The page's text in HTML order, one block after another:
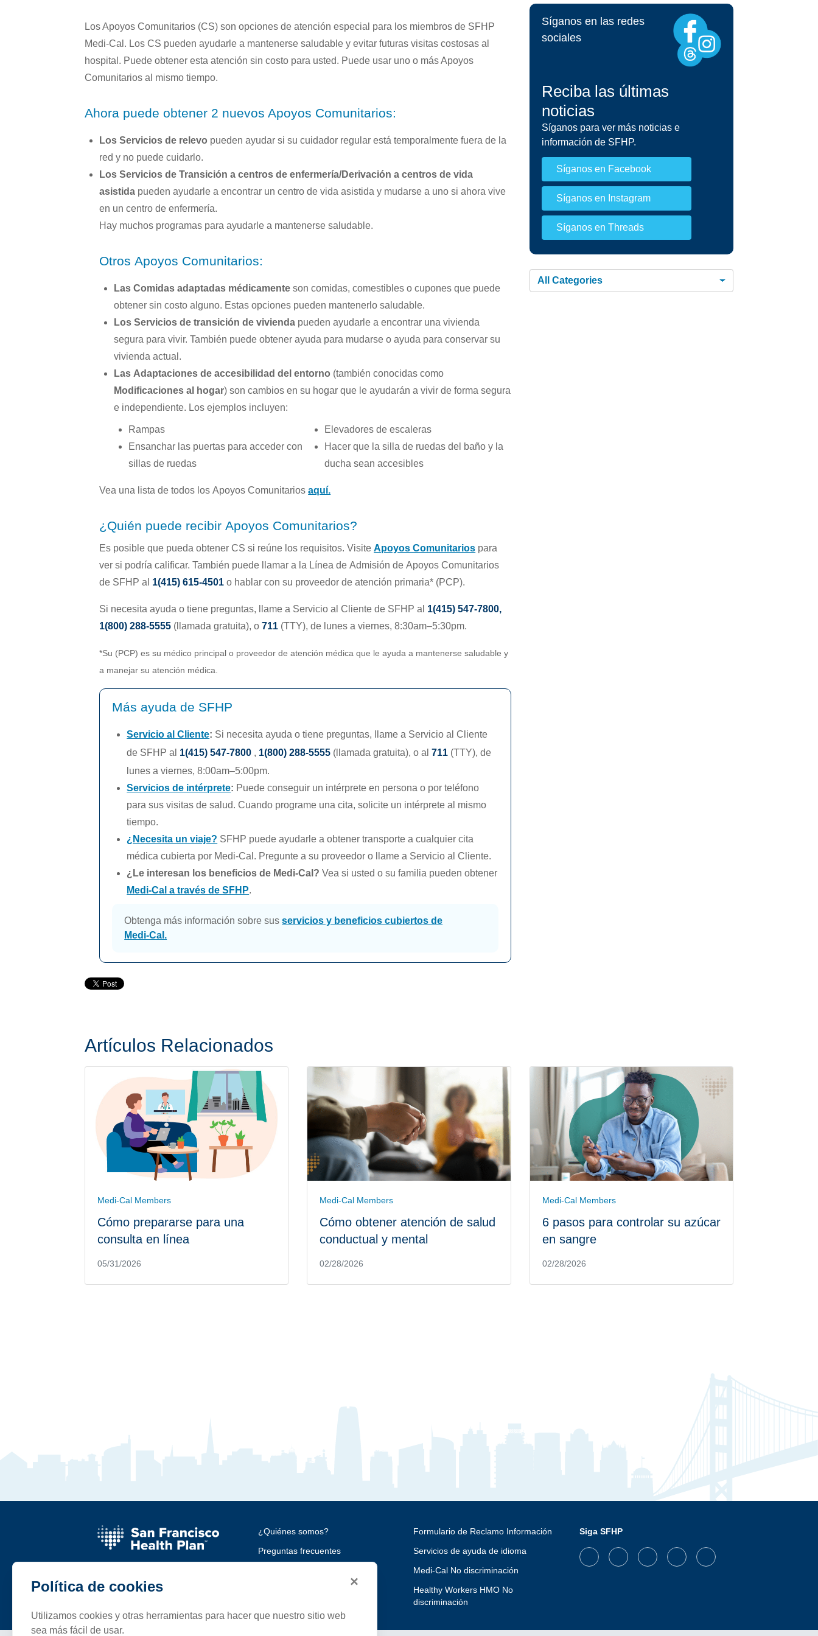
Inscripción » HEALTHY WORKERS HMO
Healthy Workers HMO »
Buscar un proveedor »
Cómo conservar su cobertura »
Derechos y Responsabilidades del Miembro
Los Apoyos Comunitarios (CS) son opciones de atención especial para los miembros de SFHP
Medi-Cal. Los CS pueden ayudarle a mantenerse saludable y evitar futuras visitas costosas al
hospital. Puede obtener esta atención sin costo para usted. Puede usar uno o más Apoyos
Comunitarios al mismo tiempo.
Ahora puede obtener 2 nuevos Apoyos Comunitarios:
Los Servicios de relevo pueden ayudar si su cuidador regular está temporalmente fuera de la
red y no puede cuidarlo.
Los Servicios de Transición a centros de enfermería/Derivación a centros de vida
asistida pueden ayudarle a encontrar un centro de vida asistida y mudarse a uno si ahora vive
en un centro de enfermería.
Hay muchos programas para ayudarle a mantenerse saludable.
Otros Apoyos Comunitarios:
Las Comidas adaptadas médicamente son comidas, comestibles o cupones que puede
obtener sin costo alguno. Estas opciones pueden mantenerlo saludable.
Los Servicios de transición de vivienda pueden ayudarle a encontrar una vivienda
segura para vivir. También puede obtener ayuda para mudarse o ayuda para conservar su
vivienda actual.
Las Adaptaciones de accesibilidad del entorno (también conocidas como
Modificaciones al hogar) son cambios en su hogar que le ayudarán a vivir de forma segura
e independiente. Los ejemplos incluyen:
Rampas
Ensanchar las puertas para acceder con
sillas de ruedas
Elevadores de escaleras
Hacer que la silla de ruedas del baño y la
ducha sean accesibles
Vea una lista de todos los Apoyos Comunitariosaquí.
¿Quién puede recibir Apoyos Comunitarios?
Es posible que pueda obtener CS si reúne los requisitos. VisiteApoyos Comunitarios para
ver si podría calificar. También puede llamar a la Línea de Admisión de Apoyos Comunitarios
de SFHP al 1(415) 615-4501 o hablar con su proveedor de atención primaria* (PCP).
Si necesita ayuda o tiene preguntas, llame a Servicio al Cliente de SFHP al 1(415) 547-7800,
1(800) 288-5555 (llamada gratuita), o711 (TTY), de lunes a viernes, 8:30am–5:30pm.
*Su (PCP) es su médico principal o proveedor de atención médica que le ayuda a mantenerse saludable y
a manejar su atención médica.
Más ayuda de SFHP
Servicio al Cliente: Si necesita ayuda o tiene preguntas, llame a Servicio al Cliente
de SFHP al 1(415) 547-7800 , 1(800) 288-5555 (llamada gratuita), o al711 (TTY), de
lunes a viernes,8:00am–5:00pm.
Servicios de intérprete: Puede conseguir un intérprete en persona o por teléfono
para sus visitas de salud. Cuando programe una cita, solicite un intérprete al mismo
tiempo.
¿Necesita un viaje? SFHP puede ayudarle a obtener transporte a cualquier cita
médica cubierta por Medi-Cal. Pregunte a su proveedor o llame a Servicio al Cliente.
¿Le interesan los beneficios de Medi-Cal ? Vea si usted o su familia pueden obtener
Medi-Cal a través de SFHP.
Obtenga más información sobre susservicios y beneficios cubiertos de
Medi-Cal.
Síganos en las redes
sociales
Reciba las últimas
noticias
Síganos para ver más noticias e
información de SFHP.
Síganos en Facebook
Síganos en Instagram
Síganos en Threads
All Categories
Artículos Relacionados
Medi-Cal Members
Cómo prepararse para una
consulta en línea
05/31/2026
Medi-Cal Members
Cómo obtener atención de salud
conductual y mental
02/28/2026
Medi-Cal Members
6 pasos para controlar su azúcar
en sangre
02/28/2026
¿Quiénes somos?
Preguntas frecuentes
Formulario de Reclamo Información
Servicios de ayuda de idioma
Medi-Cal No discriminación
Healthy Workers HMO No
discriminación
Siga SFHP
FacebookThreadsInstagramLinkedInYouTube
×
Política de cookies
Utilizamos cookies y otras herramientas para hacer que nuestro sitio web
sea más fácil de usar.